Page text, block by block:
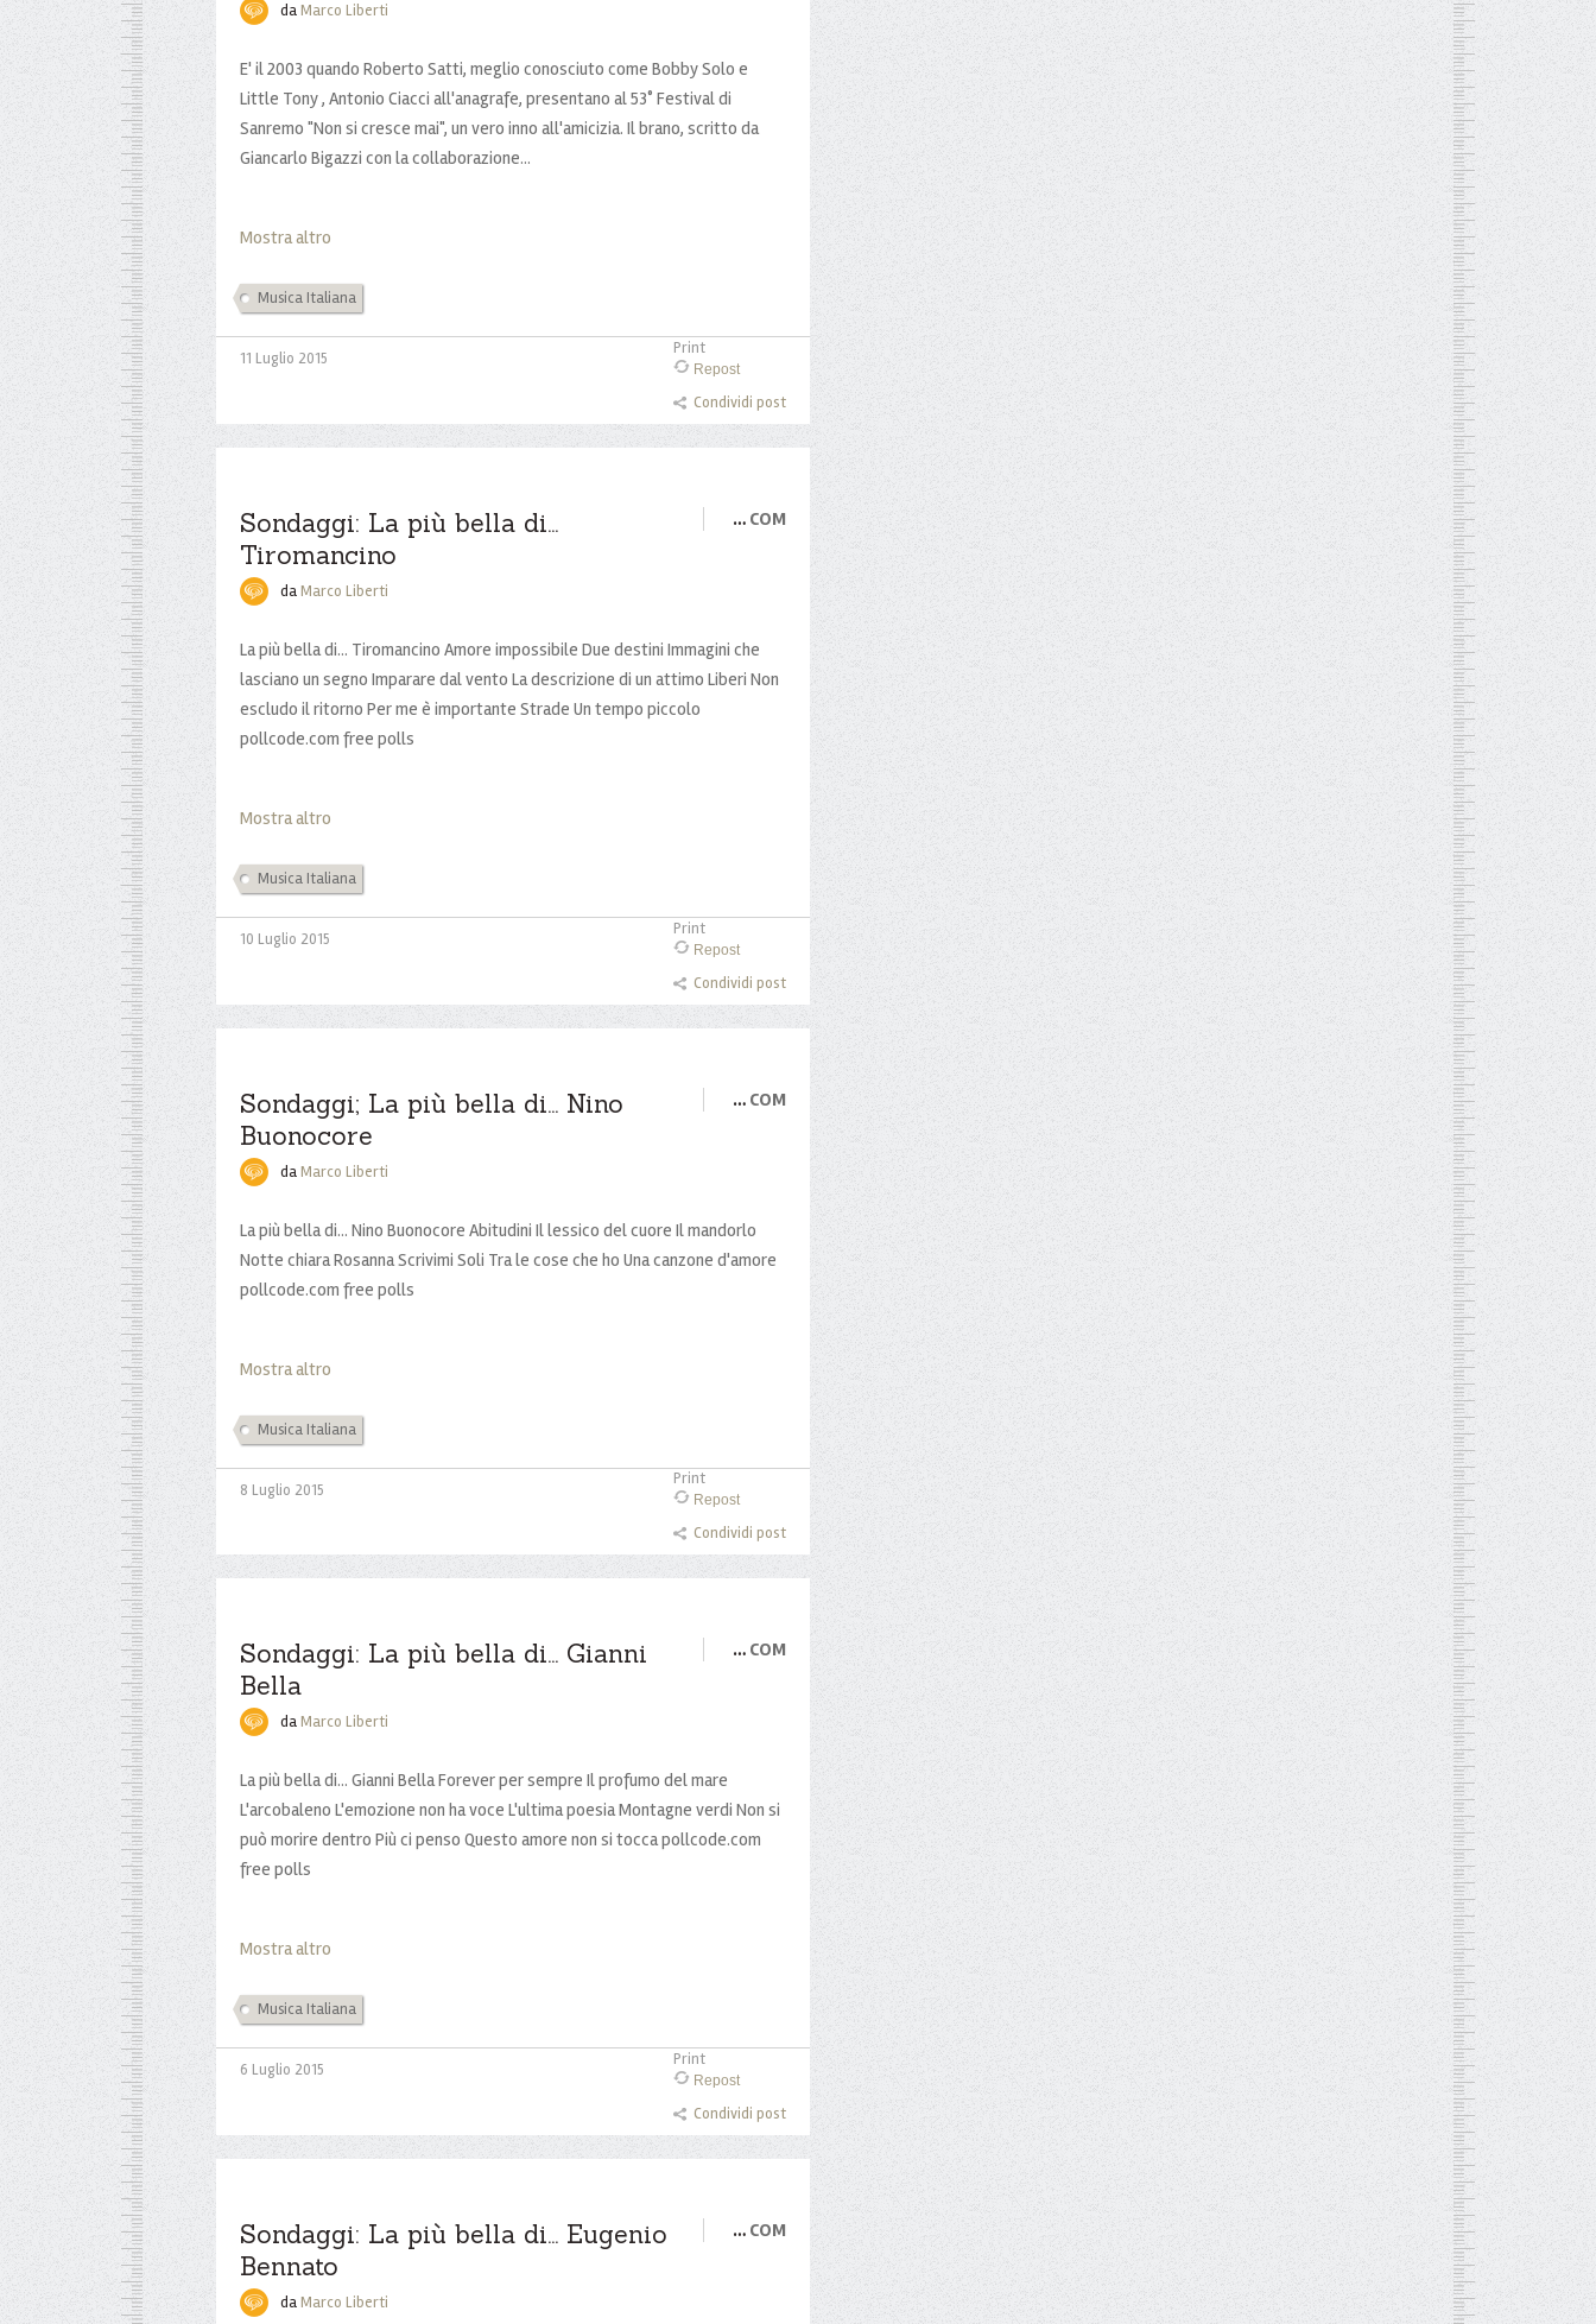
daMarco Liberti
E' il 2003 quando Roberto Satti, meglio conosciuto come Bobby Solo e
Little Tony , Antonio Ciacci all'anagrafe, presentano al 53° Festival di
Sanremo "Non si cresce mai", un vero inno all'amicizia. Il brano, scritto da
Giancarlo Bigazzi con la collaborazione...
Mostra altro
Musica Italiana
11 Luglio 2015
Print
Repost
Condividi post
Sondaggi: La più bella di...
Tiromancino
… COM
daMarco Liberti
La più bella di... Tiromancino Amore impossibile Due destini Immagini che
lasciano un segno Imparare dal vento La descrizione di un attimo Liberi Non
escludo il ritorno Per me è importante Strade Un tempo piccolo
pollcode.com free polls
Mostra altro
Musica Italiana
10 Luglio 2015
Print
Repost
Condividi post
Sondaggi; La più bella di... Nino
Buonocore
… COM
daMarco Liberti
La più bella di... Nino Buonocore Abitudini Il lessico del cuore Il mandorlo
Notte chiara Rosanna Scrivimi Soli Tra le cose che ho Una canzone d'amore
pollcode.com free polls
Mostra altro
Musica Italiana
8 Luglio 2015
Print
Repost
Condividi post
Sondaggi: La più bella di... Gianni
Bella
… COM
daMarco Liberti
La più bella di... Gianni Bella Forever per sempre Il profumo del mare
L'arcobaleno L'emozione non ha voce L'ultima poesia Montagne verdi Non si
può morire dentro Più ci penso Questo amore non si tocca pollcode.com
free polls
Mostra altro
Musica Italiana
6 Luglio 2015
Print
Repost
Condividi post
Sondaggi: La più bella di... Eugenio
Bennato
… COM
daMarco Liberti